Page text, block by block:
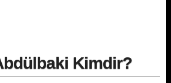
Kimdir?